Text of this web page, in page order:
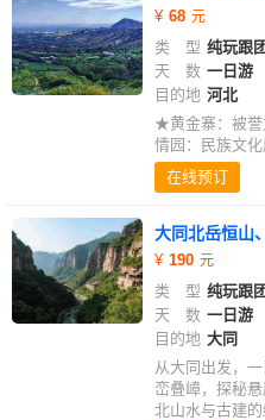
68
类 型 纯玩跟团
天 数 一日游
目的地 河北
★黄金寨：被
情园：民族文化
在线预订
大同北岳恒山
190
类 型 纯玩跟团
天 数 一日游
目的地 大同
从大同出发，
峦叠嶂，探秘
北山水与古建的